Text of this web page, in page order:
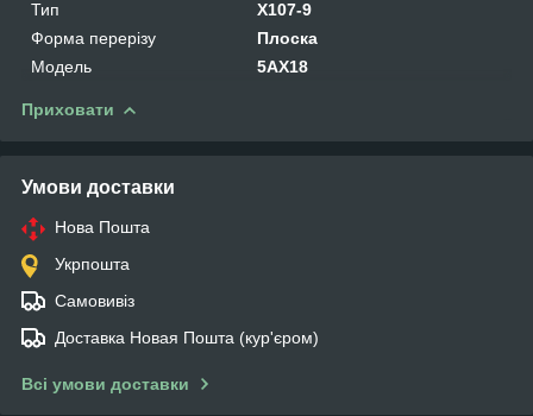
Тип
X107-9
Форма перерізу
Плоска
Мoдель
5AX18
Приховати
Умови доставки
Нова Пошта
Укрпошта
Самовивіз
Доставка Новая Пошта (кур'єром)
Всі умови доставки